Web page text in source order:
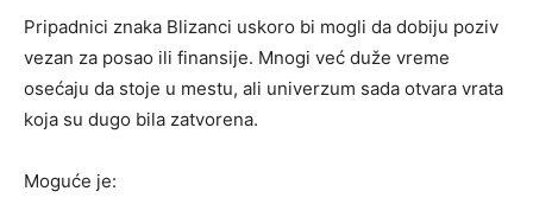
Pripadnici znaka Blizanci uskoro bi mogli da dobiju poziv
vezan za posao ili finansije. Mnogi već duže vreme
osećaju da stoje u mestu, ali univerzum sada otvara vrata
koja su dugo bila zatvorena.
Moguće je: